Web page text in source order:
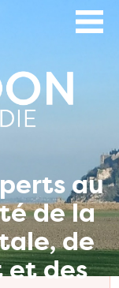
au
de la
de
et des